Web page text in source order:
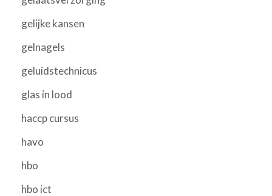
gelijke kansen
gelnagels
geluidstechnicus
glas in lood
haccp cursus
havo
hbo
hbo ict